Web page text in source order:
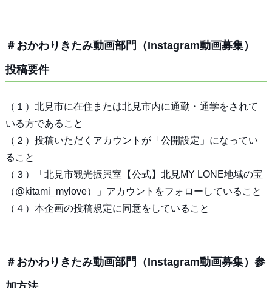
＃おかわりきたみ動画部門（Instagram動画募集）
投稿要件
（１）北見市に在住または北見市内に通勤・通学をされて
いる方であること
（２）投稿いただくアカウントが「公開設定」になってい
ること
（３）「北見市観光振興室【公式】北見MY LONE地域の宝
（@kitami_mylove）」アカウントをフォローしていること
（４）本企画の投稿規定に同意をしていること
＃おかわりきたみ動画部門（Instagram動画募集）参